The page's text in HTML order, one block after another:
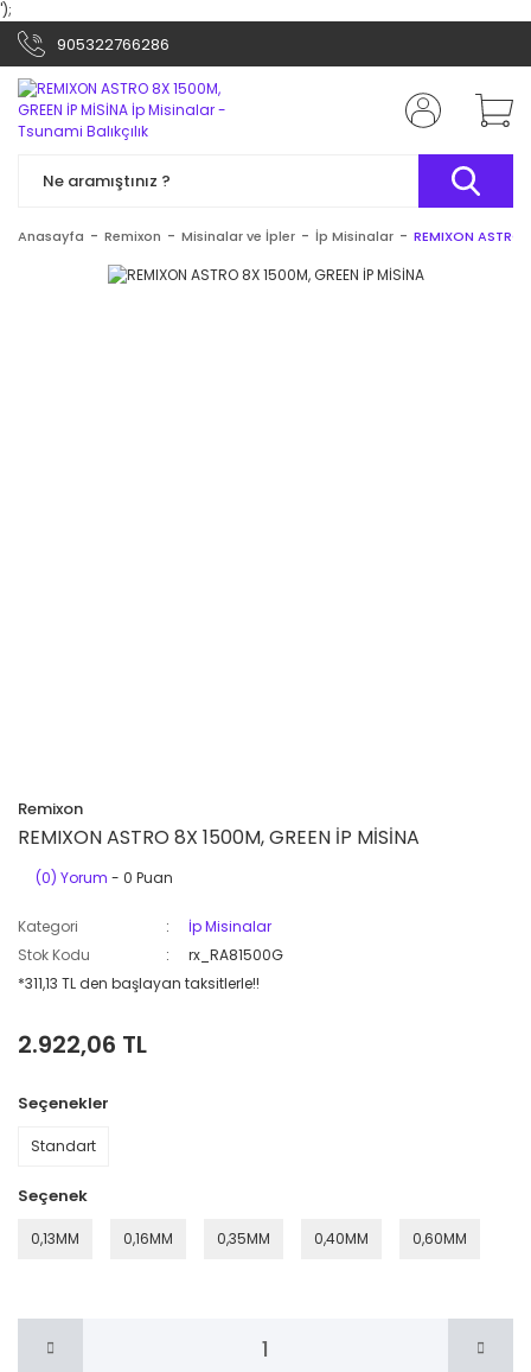
');
905322766286
Anasayfa Remixon Misinalar ve İpler İp Misinalar REMIXON ASTRO
Remixon
REMIXON ASTRO 8X 1500M, GREEN İP MİSİNA
(0) Yorum - 0 Puan
Kategori
İp Misinalar
Stok Kodu
rx_RA81500G
*311,13 TL den başlayan taksitlerle!!
2.922,06 TL
Seçenekler
Standart
Seçenek
0,13MM 0,16MM 0,35MM 0,40MM 0,60MM